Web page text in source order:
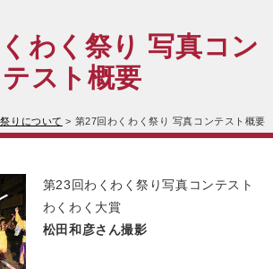
わく祭り 写真コン
テスト概要
りについて > 第27回わくわく祭り 写真コンテスト概要
第23回わくわく祭り写真コンテスト
わくわく大賞
松田和彦さん撮影